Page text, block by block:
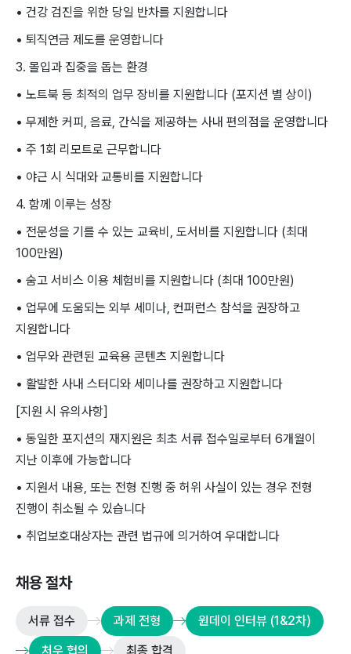
• 건강 검진을 위한 당일 반차를 지원합니다
• 퇴직연금 제도를 운영합니다
3. 몰입과 집중을 돕는 환경
• 노트북 등 최적의 업무 장비를 지원합니다 (포지션 별 상이)
• 무제한 커피, 음료, 간식을 제공하는 사내 편의점을 운영합니다
• 주 1회 리모트로 근무합니다
• 야근 시 식대와 교통비를 지원합니다
4. 함께 이루는 성장
• 전문성을 기를 수 있는 교육비, 도서비를 지원합니다 (최대
100만원)
• 숨고 서비스 이용 체험비를 지원합니다 (최대 100만원)
• 업무에 도움되는 외부 세미나, 컨퍼런스 참석을 권장하고
지원합니다
• 업무와 관련된 교육용 콘텐츠 지원합니다
• 활발한 사내 스터디와 세미나를 권장하고 지원합니다
[지원 시 유의사항]
• 동일한 포지션의 재지원은 최초 서류 접수일로부터 6개월이
지난 이후에 가능합니다
• 지원서 내용, 또는 전형 진행 중 허위 사실이 있는 경우 전형
진행이 취소될 수 있습니다
• 취업보호대상자는 관련 법규에 의거하여 우대합니다
채용 절차
서류 접수 과제 전형
원데이 인터뷰 (1&2차)
처우 협의
최종 합격